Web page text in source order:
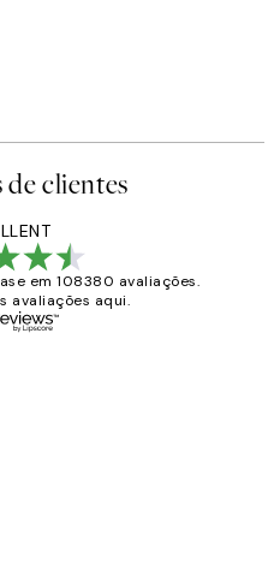
clientes
em 108380 avaliações.
avaliações aqui.